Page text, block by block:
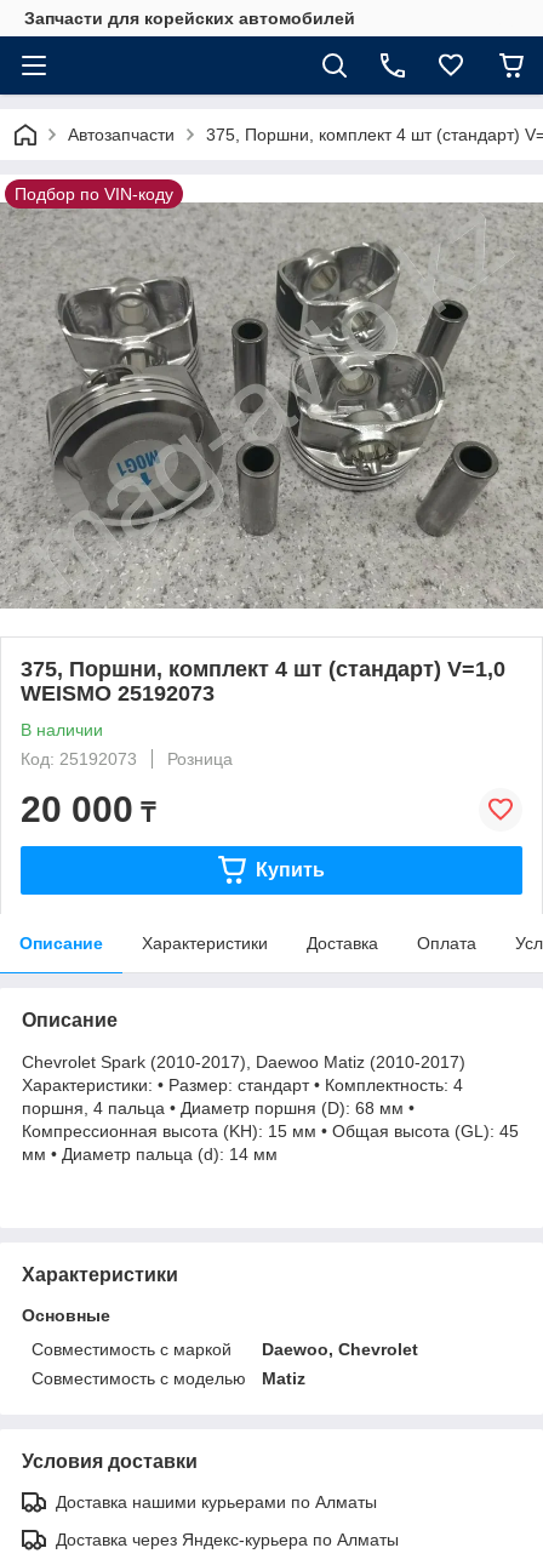
Запчасти для корейских автомобилей
Автозапчасти 375, Поршни, комплект 4 шт (стандарт)
Подбор по VIN-коду
375, Поршни, комплект 4 шт (стандарт) V=1,0
WEISMO 25192073
В наличии
Код: 25192073
Розница
20 000 ₸
Купить
Описание Характеристики Доставка Оплата
Описание
Chevrolet Spark (2010-2017), Daewoo Matiz (2010-2017)
Характеристики: • Размер: стандарт • Комплектность: 4
поршня, 4 пальца • Диаметр поршня (D): 68 мм •
Компрессионная высота (KH): 15 мм • Общая высота (GL): 45
мм • Диаметр пальца (d): 14 мм
Характеристики
Основные
Совместимость с маркой
Daewoo, Chevrolet
Совместимость с моделью
Matiz
Условия доставки
Доставка нашими курьерами по Алматы
Доставка через Яндекс-курьера по Алматы